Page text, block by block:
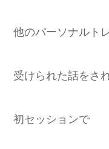
他のパーソナルト
受けられた話をさ
初セッションで